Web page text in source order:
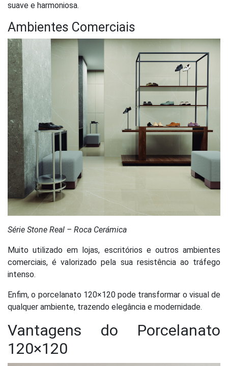
suave e harmoniosa.
Ambientes Comerciais
Série Stone Real – Roca Cerámica
Muito utilizado em lojas, escritórios e outros ambientes
comerciais, é valorizado pela sua resistência ao tráfego
intenso.
Enfim, o porcelanato 120×120 pode transformar o visual de
qualquer ambiente, trazendo elegância e modernidade.
Vantagens do Porcelanato
120×120